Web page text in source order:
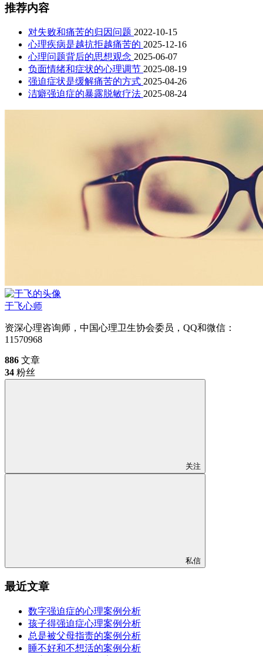
推荐内容
对失败和痛苦的归因问题 2022-10-15
心理疾病是越抗拒越痛苦的 2025-12-16
心理问题背后的思想观念 2025-06-07
负面情绪和症状的心理调节 2025-08-19
强迫症状是缓解痛苦的方式 2025-04-26
洁癖强迫症的暴露脱敏疗法 2025-08-24
于飞心师
资深心理咨询师，中国心理卫生协会委员，QQ和微信：
11570968
886 文章
34 粉丝
关注
私信
最近文章
数字强迫症的心理案例分析
孩子得强迫症心理案例分析
总是被父母指责的案例分析
睡不好和不想活的案例分析